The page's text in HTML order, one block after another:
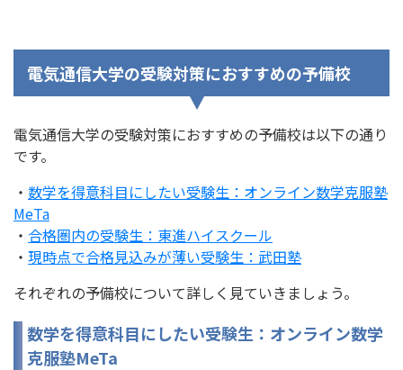
電気通信大学の受験対策におすすめの予備校
電気通信大学の受験対策におすすめの予備校は以下の通り
です。
・ 数学を得意科目にしたい受験生：オンライン数学克服塾
MeTa
・ 合格圏内の受験生：東進ハイスクール
・ 現時点で合格見込みが薄い受験生：武田塾
それぞれの予備校について詳しく見ていきましょう。
数学を得意科目にしたい受験生：オンライン数学
克服塾MeTa